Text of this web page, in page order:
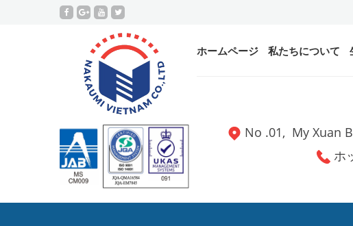
ホームページ 私たちについて
No .01, My
ホ